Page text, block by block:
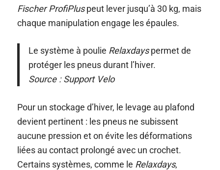
Fischer ProfiPluspeut lever jusqu’à 30 kg, mais
chaque manipulation engage les épaules.
Le système à poulie Relaxdayspermet de
protéger les pneus durant l’hiver.
Source : Support Velo
Pour un stockage d’hiver, le levage au plafond
devient pertinent : les pneus ne subissent
aucune pression et on évite les déformations
liées au contact prolongé avec un crochet.
Certains systèmes, comme le Relaxdays,